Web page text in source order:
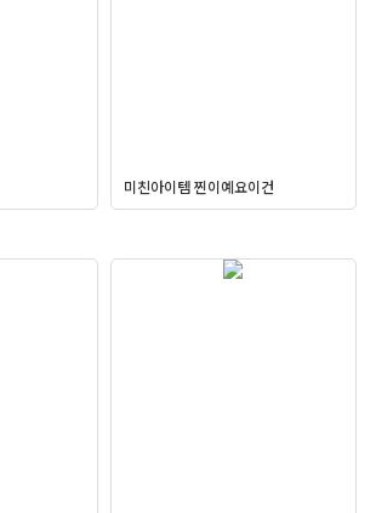
미친아이템 찐이예요이건